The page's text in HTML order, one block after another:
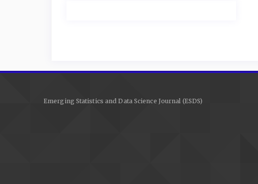
Emerging Statistics and Data Science Journal (ESDS)